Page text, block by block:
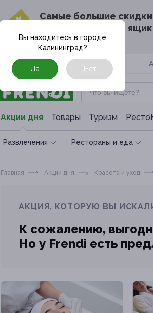
Cамые большие
в твоём почтовом
Москва
Акции дня Товары Туризм
Развлечения Рестораны и еда
Вы находитесь в городе
Калининград?
Да Нет
Главная Акции дня Красота и уход
АКЦИЯ, КОТОРУЮ ВЫ
К сожалению,
Но у Frendi есть